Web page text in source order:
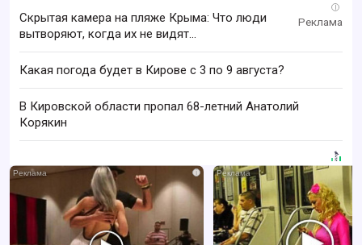
i
Скрытая камера на пляже Крыма: Что люди
вытворяют, когда их не видят...
Какая погода будет в Кирове с 3 по 9 августа?
В Кировской области пропал 68-летний Анатолий
Корякин
i